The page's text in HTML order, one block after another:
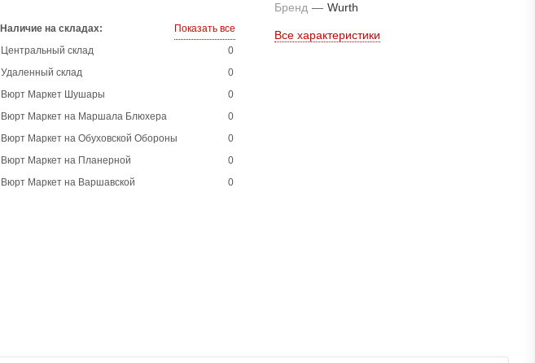
Наличие на складах:
Показать все
Центральный склад
0
Удаленный склад
0
Вюрт Маркет Шушары
0
Вюрт Маркет на Маршала Блюхера
0
Вюрт Маркет на Обуховской Обороны
0
Вюрт Маркет на Планерной
0
Вюрт Маркет на Варшавской
0
Бренд — Wurth
Все характеристики